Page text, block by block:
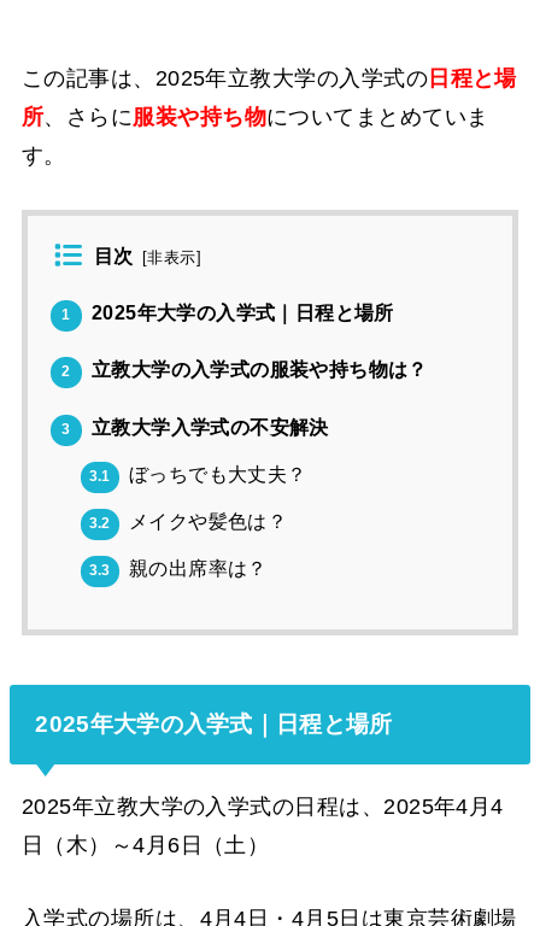
この記事は、2025年立教大学の入学式の日程と場
所、さらに服装や持ち物についてまとめていま
す。
目次 [非表示]
1 2025年大学の入学式｜日程と場所
2 立教大学の入学式の服装や持ち物は？
3 立教大学入学式の不安解決
3.1 ぼっちでも大丈夫？
3.2 メイクや髪色は？
3.3 親の出席率は？
2025年大学の入学式｜日程と場所
2025年立教大学の入学式の日程は、2025年4月4
日（木）～4月6日（土）
入学式の場所は、4月4日・4月5日は東京芸術劇場